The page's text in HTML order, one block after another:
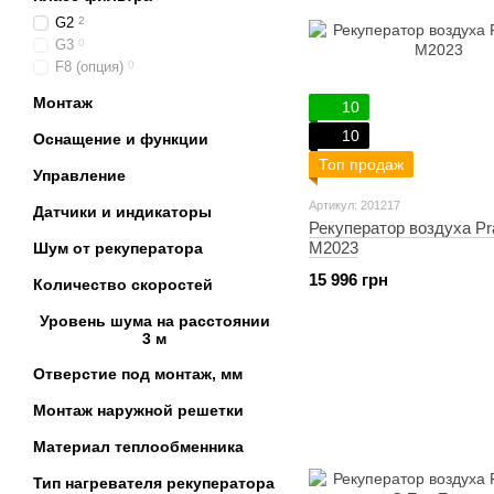
управления, которые
рекуператоры могут
заключается в
созданию комфортных
10
10
Топ продаж
Артикул: 201217
Рекуператор воздуха
M2023
15 996 грн
G2 2
G3 0
F8 (опция) 0
Монтаж
Оснащение и функции
Управление
Датчики и индикаторы
Шум от рекуператора
Количество скоростей
Уровень шума на расстоянии
3 м
Отверстие под монтаж, мм
Монтаж наружной решетки
Материал теплообменника
Тип нагревателя рекуператора